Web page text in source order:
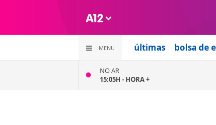
MENU últimas bolsa de
NO AR
15:05H - HORA +